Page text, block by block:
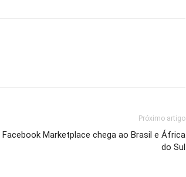
Próximo artigo
Facebook Marketplace chega ao Brasil e África
do Sul